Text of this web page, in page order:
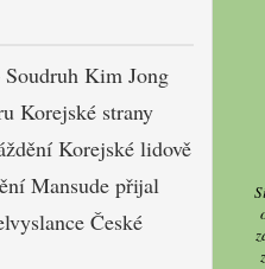
Kim Jong
Korejské strany
Korejské lidově
Mansude přijal
České